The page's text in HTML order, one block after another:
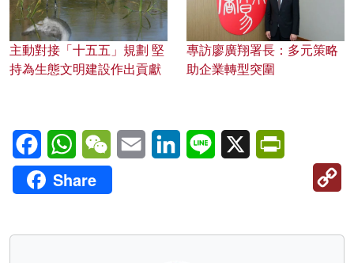
主動對接「十五五」規劃 堅
持為生態文明建設作出貢獻
專訪廖廣翔署長：多元策略
助企業轉型突圍
FacebookWhatsAppWeChatEmail LinkedInLine X
Share